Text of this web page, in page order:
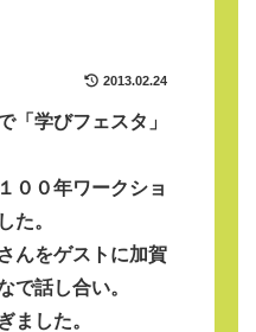
2013.02.24
「学びフェスタ」
００年ワークショ
た。
んをゲストに加賀
で話し合い。
ました。